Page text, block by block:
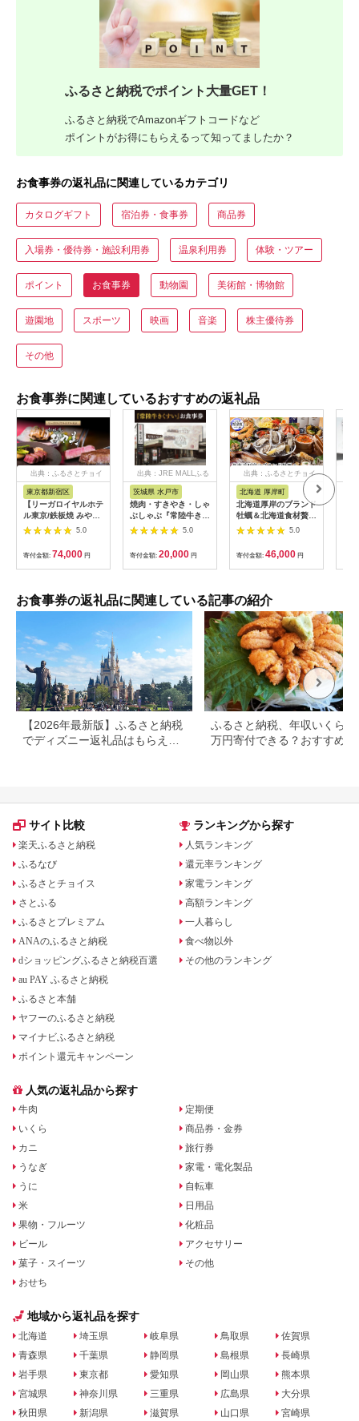
ふるさと納税でポイント大量GET！
ふるさと納税でAmazonギフトコードなど
ポイントがお得にもらえるって知ってましたか？
お食事券の返礼品に関連しているカテゴリ
カタログギフト 宿泊券・食事券 商品券
入場券・優待券・施設利用券 温泉利用券 体験・ツアー
ポイント お食事券 動物園 美術館・博物館
遊園地 スポーツ 映画 音楽 株主優待券
その他
お食事券に関連しているおすすめの返礼品
出典：ふるさとチョイ
東京都新宿区
【リーガロイヤルホテ
ル東京/鉄板焼 みや
美】ランチペアお食事
券 鉄板焼 ステーキ ラ
ンチ ペア食事券 チケ
ット ギフト ホテル 記
念日 旅行 東京 新宿
5.0
寄付金額: 74,000 円
出典：JRE MALLふる
さと納税
茨城県 水戸市
焼肉・すきやき・しゃ
ぶしゃぶ『常陸牛きく
すい』食事券6,000円
分【お食事券 常陸牛
ステーキ 焼肉 すき焼
き ハンバーグ 茨城県
水戸市 水戸 20000円
（BG-25）
5.0
寄付金額: 20,000 円
出典：ふるさとチョイ
北海道 厚岸町
北海道厚岸のブランド
牡蠣＆北海道食材贅沢
コース（2名様用）お
食事券 [№5863-
5.0
寄付金額: 46,000 円
お食事券の返礼品に関連している記事の紹介
【2026年最新版】ふるさと納税
でディズニー返礼品はもらえ
ふるさと納税、年収いくらで
万円寄付できる？おすすめ返
サイト比較
楽天ふるさと納税
ふるなび
ふるさとチョイス
さとふる
ふるさとプレミアム
ANAのふるさと納税
dショッピングふるさと納税百選
au PAY ふるさと納税
ふるさと本舗
ヤフーのふるさと納税
マイナビふるさと納税
ポイント還元キャンペーン
ランキングから探す
人気ランキング
還元率ランキング
家電ランキング
高額ランキング
一人暮らし
食べ物以外
その他のランキング
人気の返礼品から探す
牛肉
いくら
カニ
うなぎ
うに
米
果物・フルーツ
ビール
菓子・スイーツ
おせち
定期便
商品券・金券
旅行券
家電・電化製品
自転車
日用品
化粧品
アクセサリー
その他
地域から返礼品を探す
北海道
青森県
岩手県
宮城県
秋田県
埼玉県
千葉県
東京都
神奈川県
新潟県
岐阜県
静岡県
愛知県
三重県
滋賀県
鳥取県
島根県
岡山県
広島県
山口県
佐賀県
長崎県
熊本県
大分県
宮崎県